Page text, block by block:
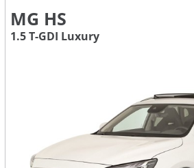
MG HS
1.5 T-GDI Luxury